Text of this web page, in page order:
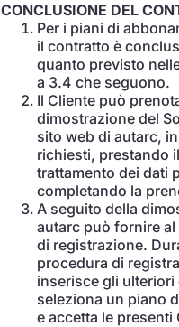
CONCLUSIONE DEL
Per i piani di
il contratto è
quanto previsto
a 3.4 che seguono.
Il Cliente può
dimostrazione del
sito web di autarc,
richiesti, prestando
trattamento dei dati
completando la
A seguito della
autarc può fornire
di registrazione.
procedura di
inserisce gli ulteriori
seleziona un piano
e accetta le presenti